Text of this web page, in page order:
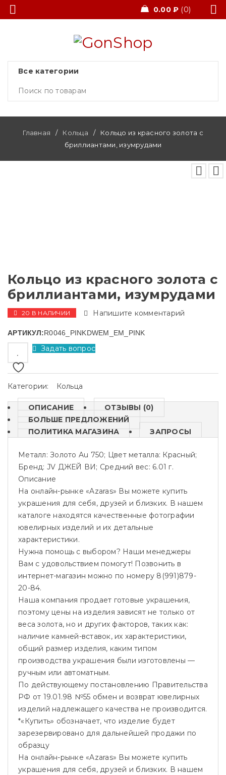
0.00 ₽ 0
Главная / Кольца /
Кольцо из красного золота с
бриллиантами, изумрудами
Кольцо из красного золота с
бриллиантами, изумрудами
20 В НАЛИЧИИ Напишите комментарий
АРТИКУЛ:R0046_PINKDWEM_EM_PINK
Задать вопрос
Категории: Кольца
ОПИСАНИЕ
ОТЗЫВЫ (0)
БОЛЬШЕ ПРЕДЛОЖЕНИЙ
ПОЛИТИКА МАГАЗИНА
ЗАПРОСЫ
Металл: Золото Au 750; Цвет металла: Красный;
Бренд: JV ДЖЕЙ ВИ; Средний вес: 6.01 г.
Описание
На онлайн-рынке «Azaras» Вы можете купить
украшения для себя, друзей и близких. В нашем
каталоге находятся качественные фотографии
ювелирных изделий и их детальные
характеристики.
Нужна помощь с выбором? Наши менеджеры
Вам с удовольствием помогут! Позвонить в
интернет-магазин можно по номеру 8(991)879-
20-84.
Наша компания продает готовые украшения,
поэтому цены на изделия зависят не только от
веса золота, но и других факторов, таких как:
наличие камней-вставок, их характеристики,
общий размер изделия, каким типом
производства украшения были изготовлены —
ручным или автоматным.
По действующему постановлению Правительства
РФ от 19.01.98 №55 обмен и возврат ювелирных
изделий надлежащего качества не производится.
*«Купить» обозначает, что изделие будет
зарезервировано для дальнейшей продажи по
образцу
На онлайн-рынке «Azaras» Вы можете купить
украшения для себя, друзей и близких. В нашем